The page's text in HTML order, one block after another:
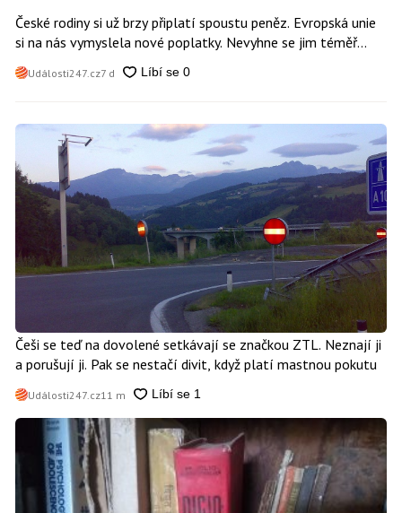
České rodiny si už brzy připlatí spoustu peněz. Evropská unie
si na nás vymyslela nové poplatky. Nevyhne se jim téměř
nikdo
Události247.cz7 d
Češi se teď na dovolené setkávají se značkou ZTL. Neznají ji
a porušují ji. Pak se nestačí divit, když platí mastnou pokutu
Události247.cz11 m